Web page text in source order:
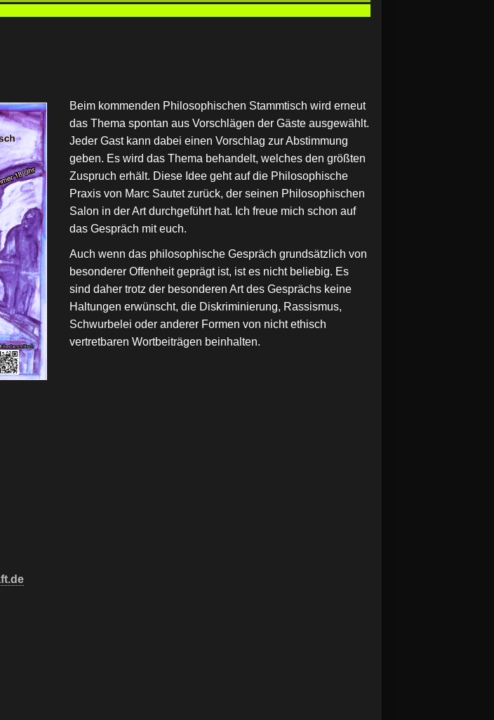
Beim kommenden Philosophischen Stammtisch wird erneut
das Thema spontan aus Vorschlägen der Gäste ausgewählt.
Jeder Gast kann dabei einen Vorschlag zur Abstimmung
geben. Es wird das Thema behandelt, welches den größten
Zuspruch erhält. Diese Idee geht auf die Philosophische
Praxis von Marc Sautet zurück, der seinen Philosophischen
Salon in der Art durchgeführt hat. Ich freue mich schon auf
das Gespräch mit euch.
Auch wenn das philosophische Gespräch grundsätzlich von
besonderer Offenheit geprägt ist, ist es nicht beliebig. Es
sind daher trotz der besonderen Art des Gesprächs keine
Haltungen erwünscht, die Diskriminierung, Rassismus,
Schwurbelei oder anderer Formen von nicht ethisch
vertretbaren Wortbeiträgen beinhalten.